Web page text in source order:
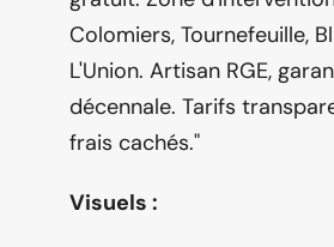
Colomiers, Tournefeuille,
L'Union. Artisan RGE,
décennale. Tarifs
frais cachés."
Visuels :